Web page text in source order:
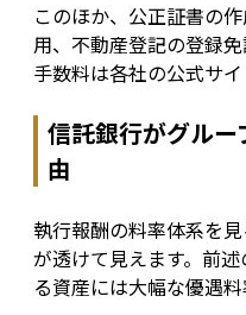
このほか、公正証書の
用、不動産登記の登録
手数料は各社の公式サ
信託銀行がグル
由
執行報酬の料率体系を
が透けて見えます。前
る資産には大幅な優遇